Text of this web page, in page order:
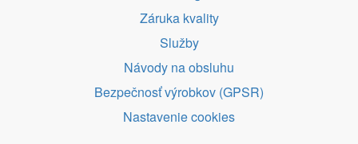
Záruka kvality
Služby
Návody na obsluhu
Bezpečnosť výrobkov (GPSR)
Nastavenie cookies